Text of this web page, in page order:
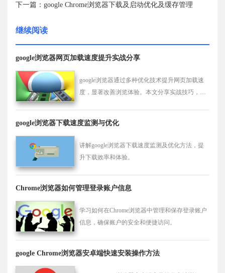
下一篇：google Chrome浏览器下载及启动优化及缓存管理
继续阅读
google浏览器网页加载速度提升实战分享
google浏览器通过多种优化技术提升网页加载速
度，显著改善浏览体验。本文分享实战技巧，助
google浏览器下载速度监测与优化
讲解google浏览器下载速度监测及优化方法，提
升下载效率和体验。
Chrome浏览器如何管理登录账户信息
学习如何在Chrome浏览器中管理和保存登录账户
信息，确保账户的安全和便捷访问。
google Chrome浏览器安卓端快速安装操作方法